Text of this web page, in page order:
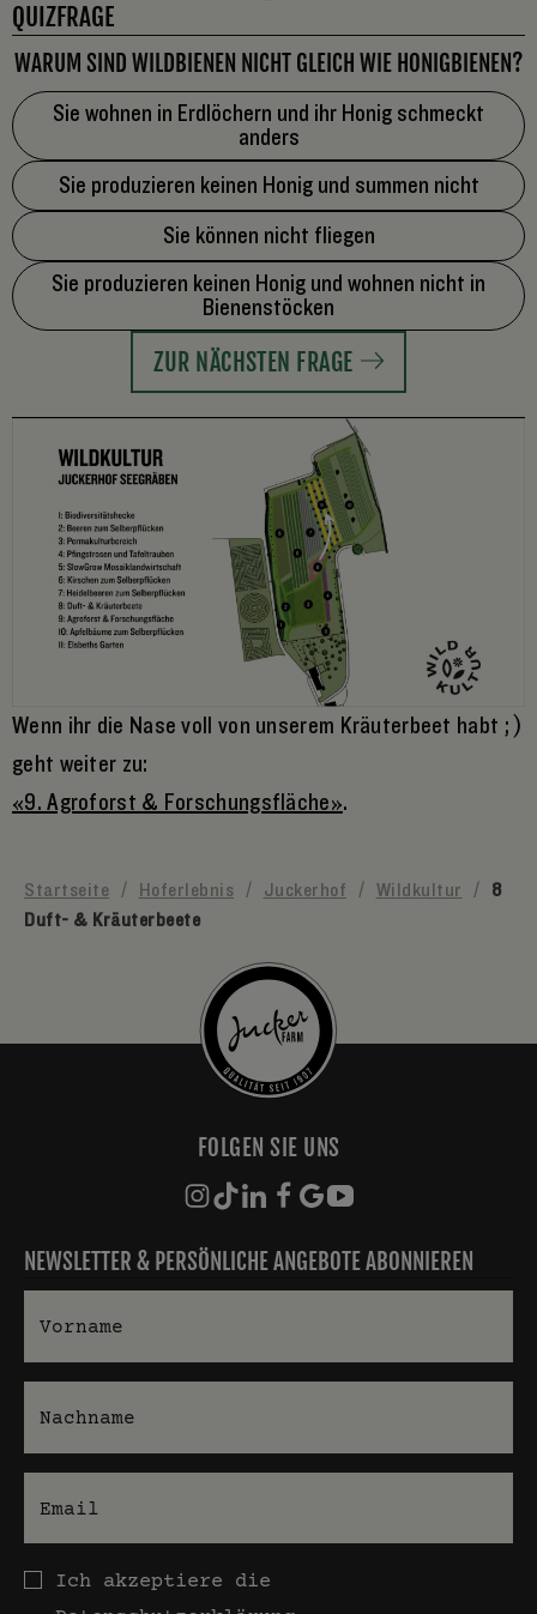
QUIZFRAGE
WARUM SIND WILDBIENEN NICHT GLEICH WIE HONIGBIENEN?
Sie wohnen in Erdlöchern und ihr Honig schmeckt
anders
Sie produzieren keinen Honig und summen nicht
Sie können nicht fliegen
Sie produzieren keinen Honig und wohnen nicht in
Bienenstöcken
ZUR NÄCHSTEN FRAGE
Wenn ihr die Nase voll von unserem Kräuterbeet habt ; )
geht weiter zu:
«9. Agroforst & Forschungsfläche».
Startseite / Hoferlebnis / Juckerhof / Wildkultur /
8
Duft- & Kräuterbeete
FOLGEN SIE UNS
NEWSLETTER & PERSÖNLICHE ANGEBOTE ABONNIEREN
Datenschutz
Ich akzeptiere die